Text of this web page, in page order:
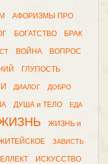
АФОРИЗМЫ ПРО
БОГАТСТВО БРАК
ВОЙНА ВОПРОС
ГЛУПОСТЬ
ДИАЛОГ ДОБРО
ДУША и ТЕЛО ЕДА
ЖИЗНЬ и
ЗАВИСТЬ
ИСКУССТВО